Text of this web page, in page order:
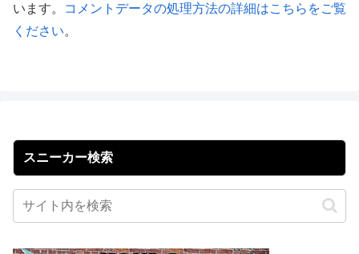
います。
コメントデータの処理方法の詳細はこちらをご覧
ください。
スニーカー検索